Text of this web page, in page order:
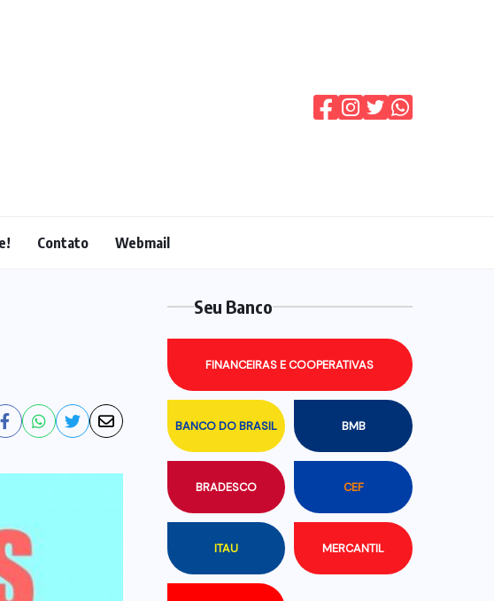
Contato Webmail
Seu Banco
BANCO DO BRASIL BMB
BRADESCO CEF
FINANCEIRAS E COOPERATIVAS
ITAU MERCANTIL